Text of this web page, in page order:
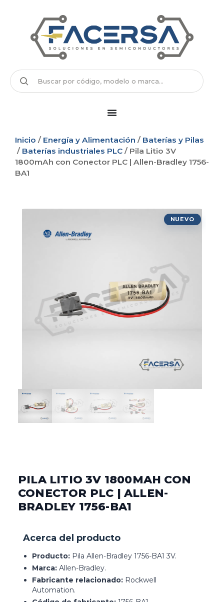
Inicio / Energía y Alimentación / Baterías y Pilas
/ Baterías industriales PLC / Pila Litio 3V
1800mAh con Conector PLC | Allen-Bradley 1756-
BA1
PILA LITIO 3V 1800MAH CON
CONECTOR PLC | ALLEN-
BRADLEY 1756-BA1
Acerca del producto
Producto: Pila Allen-Bradley 1756-BA1 3V.
Marca: Allen-Bradley.
Fabricante relacionado: Rockwell
Automation.